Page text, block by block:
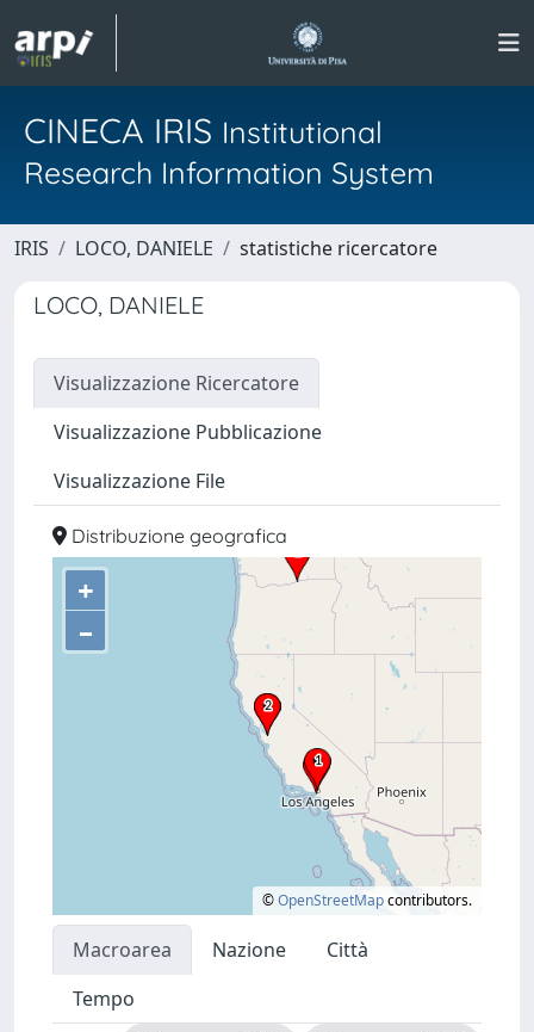
CINECA IRIS Institutional
Research Information System
IRIS LOCO, DANIELE statistiche ricercatore
LOCO, DANIELE
Visualizzazione Ricercatore
Visualizzazione Pubblicazione
Visualizzazione File
Distribuzione geografica
+
–
©OpenStreetMapcontributors.
Macroarea Nazione
Città
Tempo